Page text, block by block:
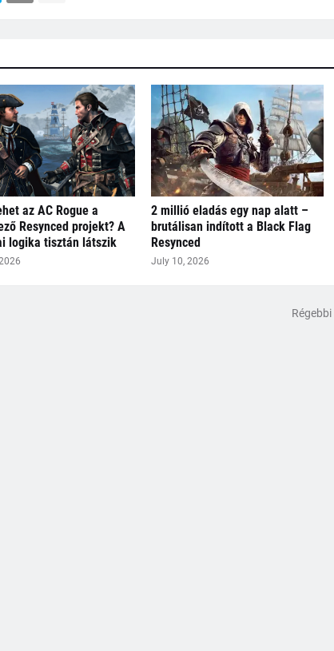
az AC Rogue a
Resynced projekt? A
logika tisztán látszik
2 millió eladás egy nap alatt –
brutálisan indított a Black Flag
Resynced
July 10, 2026
Régebbi